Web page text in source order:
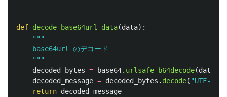
def decode_base64url_data(data):
"""
    base64url のデコード
"""
decoded_bytes = base64. urlsafe_b64decode(data
decoded_message = decoded_bytes . decode( "UTF-8
return decoded_message